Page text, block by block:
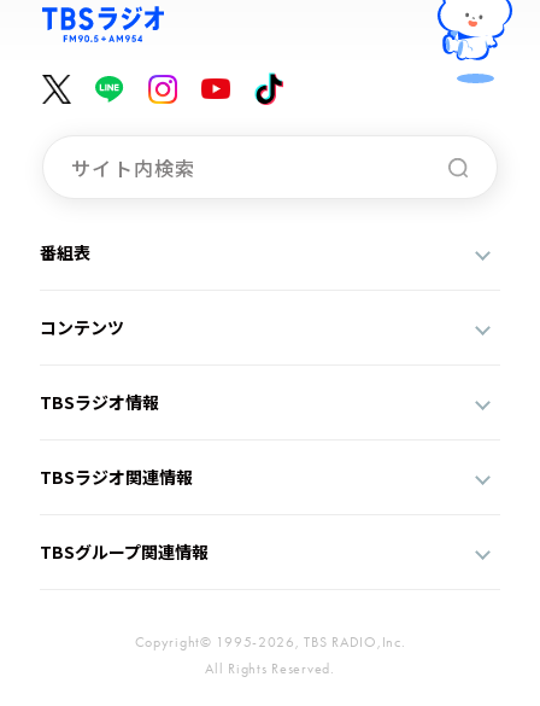
番組表
コンテンツ
TBSラジオ情報
TBSラジオ関連情報
TBSグループ関連情報
Copyright© 1995-2026, TBS RADIO,Inc.
All Rights Reserved.